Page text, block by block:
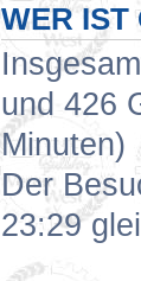
WER IST
und 426
Minuten)
Der
23:29